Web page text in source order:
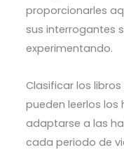
proporcionarles
sus interrogantes
experimentando.
Clasificar los
pueden leerlos
adaptarse a las
cada periodo de